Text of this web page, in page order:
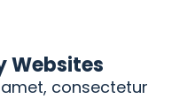
Websites
consectetur